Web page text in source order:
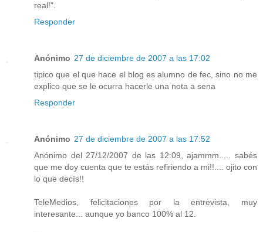
real!".
Responder
Anónimo 27 de diciembre de 2007 a las 17:02
tipico que el que hace el blog es alumno de fec, sino no me
explico que se le ocurra hacerle una nota a sena
Responder
Anónimo 27 de diciembre de 2007 a las 17:52
Anónimo del 27/12/2007 de las 12:09, ajammm..... sabés
que me doy cuenta que te estás refiriendo a mi!!.... ojito con
lo que decís!!
TeleMedios, felicitaciones por la entrevista, muy
interesante... aunque yo banco 100% al 12.